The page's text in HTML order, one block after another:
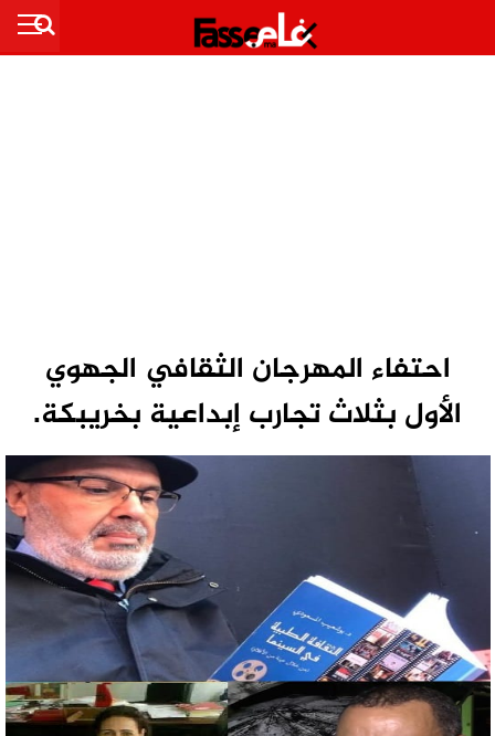
احتفاء المهرجان الثقافي الجهوي
الأول بثلاث تجارب إبداعية بخريبكة.